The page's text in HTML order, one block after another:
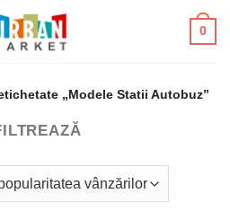
0
„Modele Statii Autobuz”